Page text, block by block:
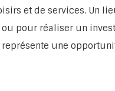
et de services. Un
pour réaliser un
une